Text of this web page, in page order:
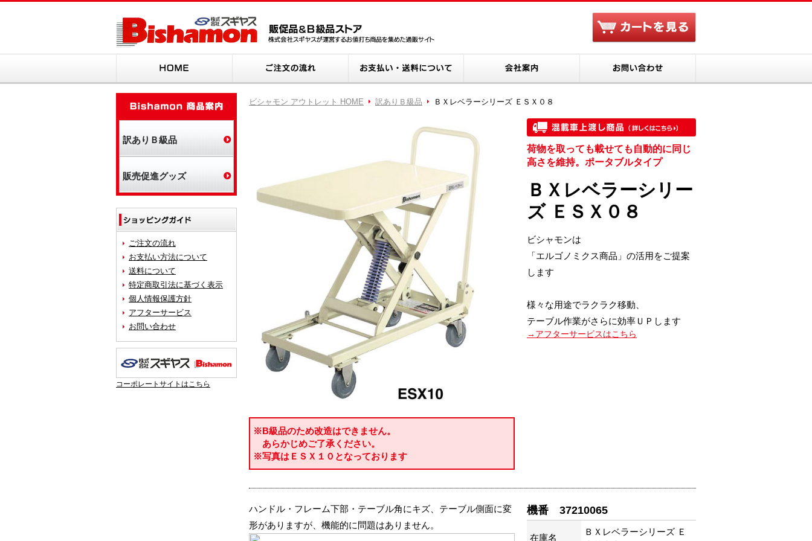
ご注文の流れ お支払い・送料について 会社案内
ビシャモン アウトレット HOME 訳ありＢ級品 ＢＸレベラーシリーズ ＥＳＸ０８
荷物を取っても載せても自動的に同じ
高さを維持。ポータブルタイプ
ＢＸレベラーシリー
ズ ＥＳＸ０８
ビシャモンは
「エルゴノミクス商品」の活用をご提案
します
様々な用途でラクラク移動、
テーブル作業がさらに効率ＵＰします
→アフターサービスはこちら
※B級品のため改造はできません。
あらかじめご了承ください。
※写真はＥＳＸ１０となっております
機番 37210065
在庫名
ＢＸレベラーシリーズ Ｅ
ハンドル・フレーム下部・テーブル角にキズ、テーブル側面に変
形がありますが、機能的に問題はありません。
Bishamon 商品案内
訳ありＢ級品
販売促進グッズ
ショッピングガイド
ご注文の流れ
お支払い方法について
送料について
特定商取引法に基づく表示
個人情報保護方針
アフターサービス
お問い合わせ
コーポレートサイトはこちら